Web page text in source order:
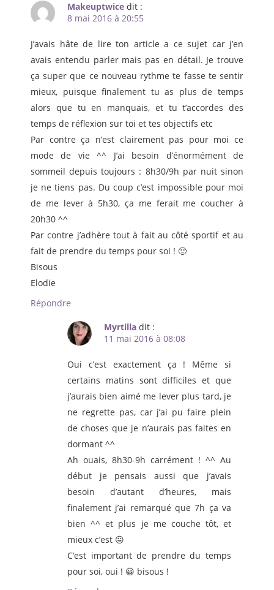
Makeuptwice dit :
8 mai 2016 à 20:55
J’avais hâte de lire ton article a ce sujet car j’en
avais entendu parler mais pas en détail. Je trouve
ça super que ce nouveau rythme te fasse te sentir
mieux, puisque finalement tu as plus de temps
alors que tu en manquais, et tu t’accordes des
temps de réflexion sur toi et tes objectifs etc
Par contre ça n’est clairement pas pour moi ce
mode de vie ^^ J’ai besoin d’énormément de
sommeil depuis toujours : 8h30/9h par nuit sinon
je ne tiens pas. Du coup c’est impossible pour moi
de me lever à 5h30, ça me ferait me coucher à
20h30 ^^
Par contre j’adhère tout à fait au côté sportif et au
fait de prendre du temps pour soi ! 🙂
Bisous
Elodie
Répondre
Myrtilla dit :
11 mai 2016 à 08:08
Oui c’est exactement ça ! Même si
certains matins sont difficiles et que
j’aurais bien aimé me lever plus tard, je
ne regrette pas, car j’ai pu faire plein
de choses que je n’aurais pas faites en
dormant ^^
Ah ouais, 8h30-9h carrément ! ^^ Au
début je pensais aussi que j’avais
besoin d’autant d’heures, mais
finalement j’ai remarqué que 7h ça va
bien ^^ et plus je me couche tôt, et
mieux c’est 😛
C’est important de prendre du temps
pour soi, oui ! 😀 bisous !